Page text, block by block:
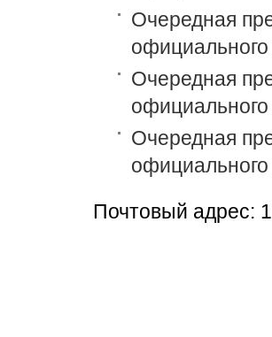
Очередная
Очередная
Очередная
Почтовый адрес: